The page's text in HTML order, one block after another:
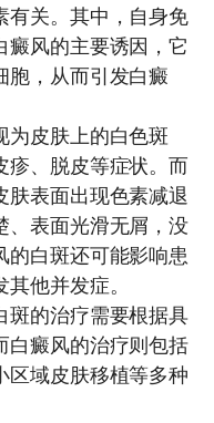
有关。其中，自身免
癜风的主要诱因，它
胞，从而引发白癜
皮肤上的白色斑
疹、脱皮等症状。而
肤表面出现色素减退
、表面光滑无屑，没
的白斑还可能影响患
他并发症。
的治疗需要根据具
白癜风的治疗则包括
区域皮肤移植等多种